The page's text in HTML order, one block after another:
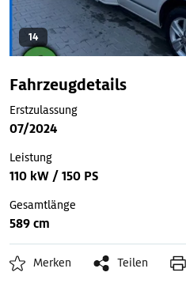
14
Fahrzeugdetails
Erstzulassung
07/2024
Leistung
110 kW / 150 PS
Gesamtlänge
589 cm
Merken Teilen